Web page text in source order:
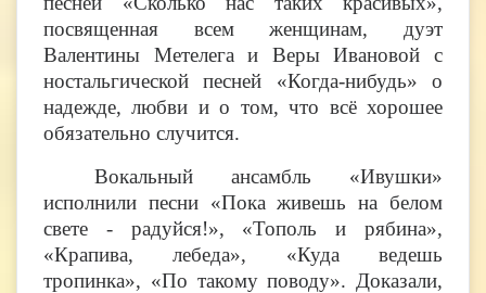
посвященная всем женщинам, дуэт
Валентины Метелега и Веры Ивановой с
ностальгической песней «Когда-нибудь» о
надежде, любви и о том, что всё хорошее
обязательно случится.
Вокальный ансамбль «Ивушки»
исполнили песни «Пока живешь на белом
свете - радуйся!», «Тополь и рябина»,
«Крапива, лебеда», «Куда ведешь
тропинка», «По такому поводу». Доказали,